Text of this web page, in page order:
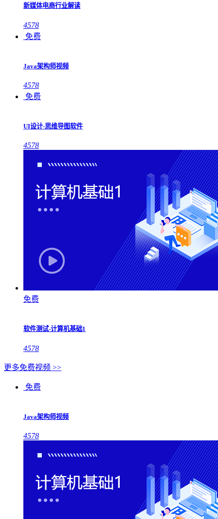
新媒体电商行业解读
4578
免费
Java架构师视频
4578
免费
UI设计-思维导图软件
4578
免费
软件测试-计算机基础1
4578
更多免费视频 >>
免费
Java架构师视频
4578